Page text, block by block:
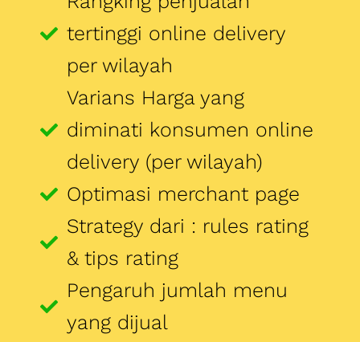
delivery (per wilayah)
Optimasi merchant page
Strategy dari : rules rating
& tips rating
Pengaruh jumlah menu
yang dijual